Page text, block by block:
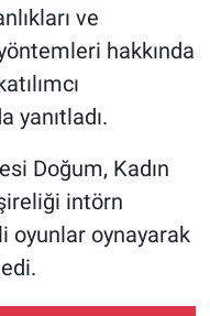
ve
hakkında
yanıtladı.
Doğum, Kadın
intörn
oyunlar oynayarak